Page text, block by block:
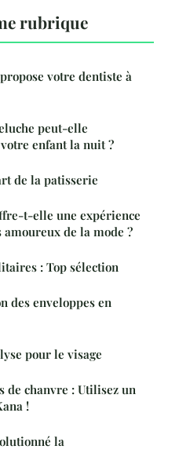
rubrique
votre dentiste à
peut-elle
enfant la nuit ?
de la patisserie
t-elle une expérience
de la mode ?
: Top sélection
des enveloppes en
pour le visage
de chanvre : Utilisez un
!
la